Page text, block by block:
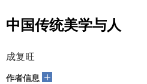
中国传统美学与人
成复旺
作者信息 +